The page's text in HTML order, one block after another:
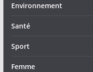
Environnement
Santé
Sport
Femme